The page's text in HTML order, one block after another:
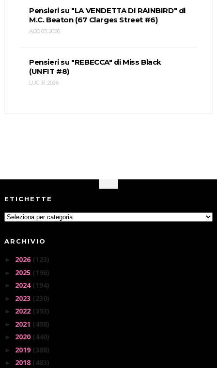
Pensieri su "LA VENDETTA DI RAINBIRD" di
M.C. Beaton (67 Clarges Street #6)
AGO 03, 2026
Pensieri su "REBECCA" di Miss Black
(UNFIT #8)
LUG 31, 2026
ETICHETTE
ARCHIVIO
► 2026 (123)
► 2025 (196)
► 2024 (194)
► 2023 (230)
► 2022 (393)
► 2021 (498)
► 2020 (440)
► 2019 (388)
► 2018 (483)